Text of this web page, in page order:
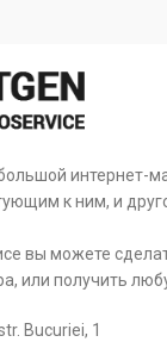
Длина [
[:]
интернет-
к ним, и
вы можете
или получить
Bucuriei, 1